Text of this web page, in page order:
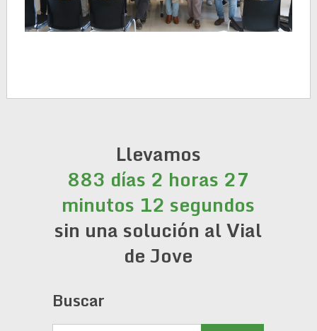
Llevamos
883 días 2 horas 27
minutos 12 segundos
sin una solución al Vial
de Jove
Buscar